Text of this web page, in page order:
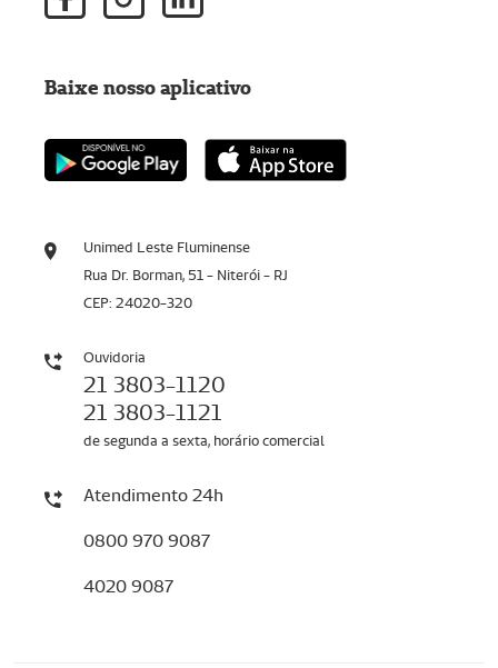
Unimed Leste Fluminense
Rua Dr. Borman, 51 - Niterói - RJ
CEP: 24020-320
Ouvidoria
21 3803-1120
21 3803-1121
de segunda a sexta, horário comercial
Atendimento 24h
0800 970 9087
4020 9087
Baixe nosso aplicativo